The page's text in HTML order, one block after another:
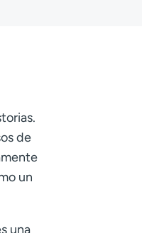
de
un
una